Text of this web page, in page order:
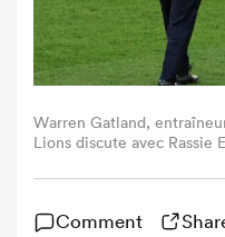
Warren Gatland,
Lions discute avec Rassie
l'Afrique du Sud et les
Stadium le 24 juillet 2021
(Photo par David Rogers/
Comment